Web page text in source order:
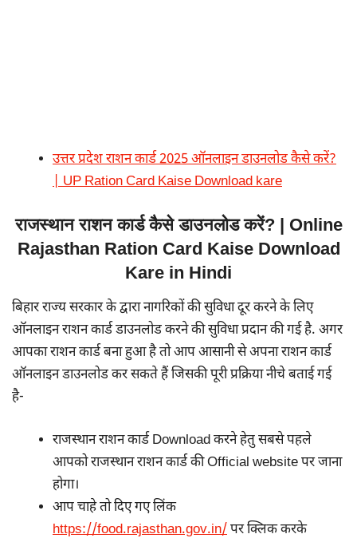
उत्तर प्रदेश राशन कार्ड 2025 ऑनलाइन डाउनलोड कैसे करें?
| UP Ration Card Kaise Download kare
राजस्थान राशन कार्ड कैसे डाउनलोड करें? | Online
Rajasthan Ration Card Kaise Download
Kare in Hindi
बिहार राज्य सरकार के द्वारा नागरिकों की सुविधा दूर करने के लिए
ऑनलाइन राशन कार्ड डाउनलोड करने की सुविधा प्रदान की गई है. अगर
आपका राशन कार्ड बना हुआ है तो आप आसानी से अपना राशन कार्ड
ऑनलाइन डाउनलोड कर सकते हैं जिसकी पूरी प्रक्रिया नीचे बताई गई
है-
राजस्थान राशन कार्ड Download करने हेतु सबसे पहले
आपको राजस्थान राशन कार्ड की Official website पर जाना
होगा।
आप चाहे तो दिए गए लिंक
https://food.rajasthan.gov.in/पर क्लिक करके